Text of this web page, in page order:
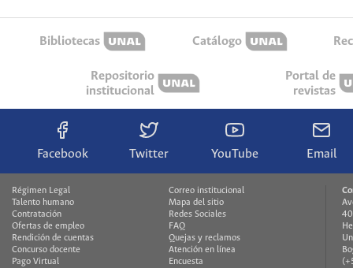
Bibliotecas Catálogo
Repositorio
institucional
Portal de
revistas
Facebook Twitter YouTube Email
Régimen Legal
Talento humano
Contratación
Ofertas de empleo
Rendición de cuentas
Concurso docente
Pago Virtual
Correo institucional
Mapa del sitio
Redes Sociales
FAQ
Quejas y reclamos
Atención en línea
Encuesta